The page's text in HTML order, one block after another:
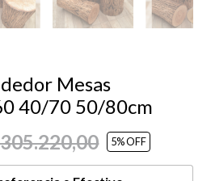
Mesas
40/70 50/80cm
5% OFF